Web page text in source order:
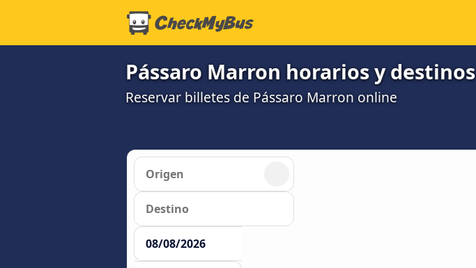
Pássaro Marron horarios y destinos
Reservar billetes de Pássaro Marron online